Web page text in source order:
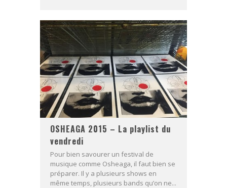
OSHEAGA 2015 – La playlist du
vendredi
Pour bien savourer un festival de
musique comme Osheaga, il faut bien se
préparer. Il y a plusieurs shows en
même temps, plusieurs bands qu’on ne...